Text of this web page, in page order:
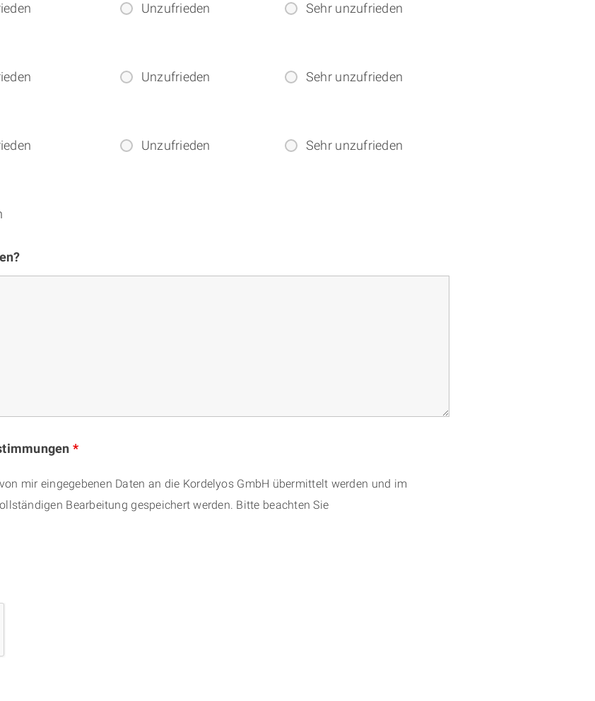
Unzufrieden Sehr unzufrieden
Unzufrieden Sehr unzufrieden
Unzufrieden Sehr unzufrieden
*
mir eingegebenen Daten an die Kordelyos GmbH übermittelt werden und im
Bearbeitung gespeichert werden. Bitte beachten Sie